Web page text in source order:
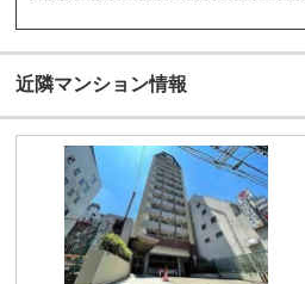
近隣マンション情報